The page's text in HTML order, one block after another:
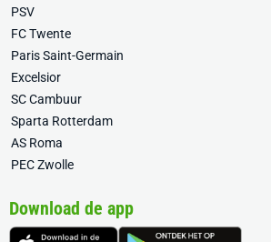
PSV
FC Twente
Paris Saint-Germain
Excelsior
SC Cambuur
Sparta Rotterdam
AS Roma
PEC Zwolle
Download de app